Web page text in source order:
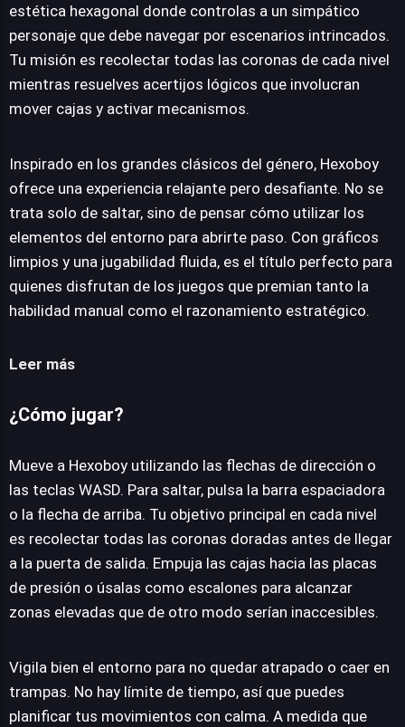
estética hexagonal donde controlas a un simpático
personaje que debe navegar por escenarios intrincados.
Tu misión es recolectar todas las coronas de cada nivel
mientras resuelves acertijos lógicos que involucran
mover cajas y activar mecanismos.
Inspirado en los grandes clásicos del género, Hexoboy
ofrece una experiencia relajante pero desafiante. No se
trata solo de saltar, sino de pensar cómo utilizar los
elementos del entorno para abrirte paso. Con gráficos
limpios y una jugabilidad fluida, es el título perfecto para
quienes disfrutan de los juegos que premian tanto la
habilidad manual como el razonamiento estratégico.
Leer más
¿Cómo jugar?
Mueve a Hexoboy utilizando las flechas de dirección o
las teclas WASD. Para saltar, pulsa la barra espaciadora
o la flecha de arriba. Tu objetivo principal en cada nivel
es recolectar todas las coronas doradas antes de llegar
a la puerta de salida. Empuja las cajas hacia las placas
de presión o úsalas como escalones para alcanzar
zonas elevadas que de otro modo serían inaccesibles.
Vigila bien el entorno para no quedar atrapado o caer en
trampas. No hay límite de tiempo, así que puedes
planificar tus movimientos con calma. A medida que